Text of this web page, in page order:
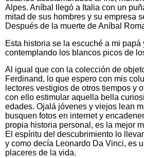
Alpes. Aníbal llegó a Italia con un
mitad de sus hombres y su empresa
Después de la muerte de Aníbal
Esta historia se la escuché a mi
contemplando los blancos picos de
Al igual que con la colección de
Ferdinand, lo que espero con mis
lectores vestigios de otros tiempos y
con ello estimular aquella bella
edades. Ojalá jóvenes y viejos lean
busquen fotos en internet y
propia historia personal, es la mejor
El espíritu del descubrimiento lo
y como decía Leonardo Da Vinci, es
placeres de la vida.